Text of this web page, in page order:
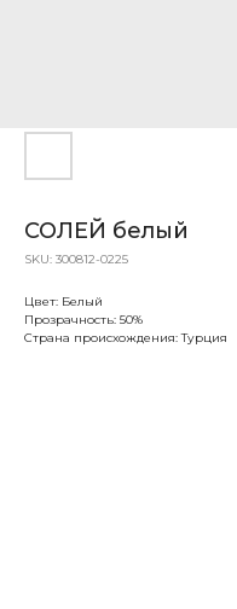
СОЛЕЙ белый
SKU: 300812-0225
Цвет: Белый
Прозрачность: 50%
Страна происхождения: Турция